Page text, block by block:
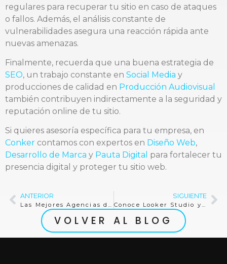
regulares para recuperar tu sitio en caso de ataques
o fallos. Además, el análisis constante de
vulnerabilidades asegura una reacción rápida ante
nuevas amenazas.
Finalmente, recuerda que una buena estrategia de
SEO, un trabajo constante en Social Media y
producciones de calidad en Producción Audiovisual
también contribuyen indirectamente a la seguridad y
reputación online de tu sitio.
Si quieres asesoría específica para tu empresa, en
Conker contamos con expertos en Diseño Web,
Desarrollo de Marca y Pauta Digital para fortalecer tu
presencia digital y proteger tu sitio web.
ANTERIOR SIGUIENTE
VOLVER AL BLOG